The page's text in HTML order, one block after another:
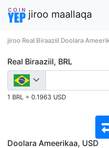
jiroo maallaqa
jiroo Real Biraaziil Doolara
Real Biraaziil, BRL
1 BRL = 0.1963 USD
Doolara Ameerikaa, USD